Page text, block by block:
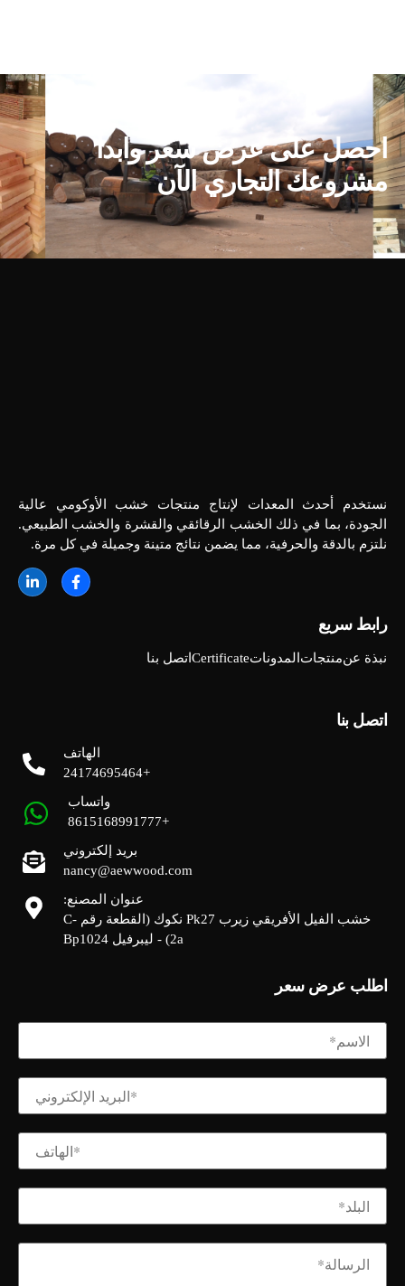
احصل على عرض سعر وابدأ
مشروعك التجاري الآن
نستخدم أحدث المعدات لإنتاج منتجات خشب الأوكومي عالية
الجودة، بما في ذلك الخشب الرقائقي والقشرة والخشب الطبيعي.
نلتزم بالدقة والحرفية، مما يضمن نتائج متينة وجميلة في كل مرة.
رابط سريع
نبذة عنمنتجات المدوناتCertificate اتصل بنا
اتصل بنا
الهاتف
+24174695464
واتساب
+8615168991777
بريد إلكتروني
nancy@aewwood.com
عنوان المصنع:
خشب الفيل الأفريقي زيرب Pk27 نكوك (القطعة رقم C-
2a) - ليبرفيل Bp1024
اطلب عرض سعر